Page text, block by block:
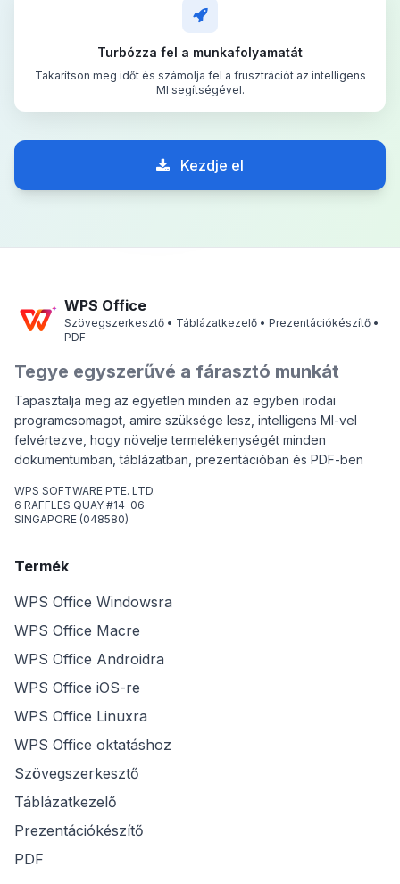
Turbózza fel a munkafolyamatát
Takarítson meg időt és számolja fel a frusztrációt az intelligens
MI segítségével.
Kezdje el
WPS Office
Szövegszerkesztő • Táblázatkezelő • Prezentációkészítő •
PDF
Tegye egyszerűvé a fárasztó munkát
Tapasztalja meg az egyetlen minden az egyben irodai
programcsomagot, amire szüksége lesz, intelligens MI-vel
felvértezve, hogy növelje termelékenységét minden
dokumentumban, táblázatban, prezentációban és PDF-ben
WPS SOFTWARE PTE. LTD.
6 RAFFLES QUAY #14-06
SINGAPORE (048580)
Termék
WPS Office Windowsra
WPS Office Macre
WPS Office Androidra
WPS Office iOS-re
WPS Office Linuxra
WPS Office oktatáshoz
Szövegszerkesztő
Táblázatkezelő
Prezentációkészítő
PDF